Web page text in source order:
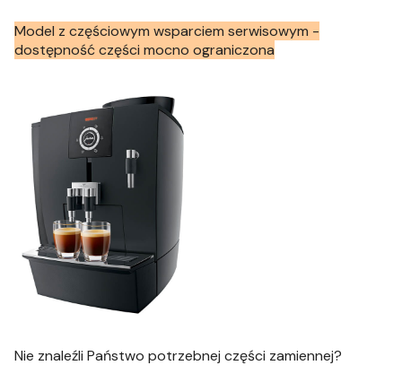
Model z częściowym wsparciem serwisowym -
dostępność części mocno ograniczona
Nie znaleźli Państwo potrzebnej części zamiennej?